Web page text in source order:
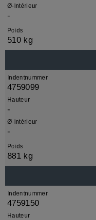
Ø-Intérieur
-
Poids
510 kg
Indentnummer
4759099
Hauteur
-
Ø-Intérieur
-
Poids
881 kg
Indentnummer
4759150
Hauteur